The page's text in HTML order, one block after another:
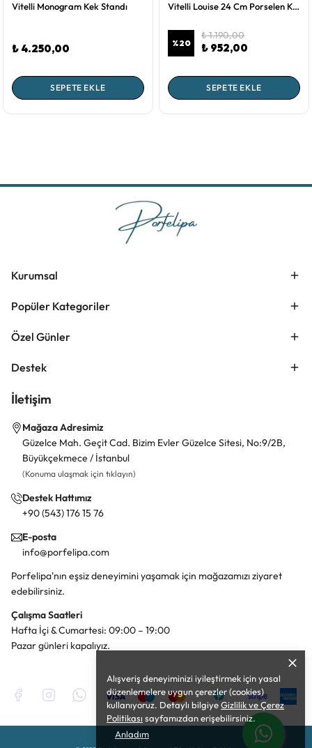
Alışveriş deneyiminizi iyileştirmek için yasal
düzenlemelere uygun çerezler (cookies)
kullanıyoruz. Detaylı bilgiyeGizlilik ve Çerez
Politikası sayfamızdan erişebilirsiniz.
Anladım
Vitelli Monogram Kek Standı
₺ 4.250,00
SEPETE EKLE
Vitelli Louise 24 Cm Porselen Kayık Tabak
%20
₺ 1.190,00
₺ 952,00
SEPETE EKLE
Kurumsal
Popüler Kategoriler
Özel Günler
Destek
İletişim
Mağaza Adresimiz
Güzelce Mah. Geçit Cad. Bizim Evler Güzelce Sitesi, No:9/2B,
Büyükçekmece / İstanbul
(Konuma ulaşmak için tıklayın)
Destek Hattımız
+90 (543) 176 15 76
E-posta
info@porfelipa.com
Porfelipa'nın eşsiz deneyimini yaşamak için mağazamızı ziyaret
edebilirsiniz.
Çalışma Saatleri
Hafta İçi & Cumartesi: 09:00 – 19:00
Pazar günleri kapalıyız.